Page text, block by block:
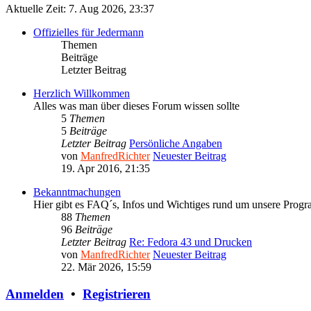
Aktuelle Zeit: 7. Aug 2026, 23:37
Offizielles für Jedermann
Themen
Beiträge
Letzter Beitrag
Herzlich Willkommen
Alles was man über dieses Forum wissen sollte
5 Themen
5 Beiträge
Letzter Beitrag Persönliche Angaben
von ManfredRichter Neuester Beitrag
19. Apr 2016, 21:35
Bekanntmachungen
Hier gibt es FAQ´s, Infos und Wichtiges rund um unsere
88 Themen
96 Beiträge
Letzter Beitrag Re: Fedora 43 und Drucken
von ManfredRichter Neuester Beitrag
22. Mär 2026, 15:59
Anmelden • Registrieren